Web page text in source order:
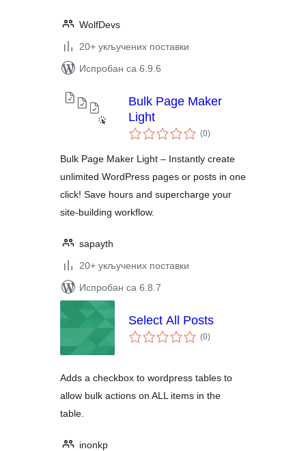
WolfDevs
20+ укључених поставки
Испробан са 6.9.6
Bulk Page Maker
Light
(0укупних
оцена
)
Bulk Page Maker Light – Instantly create
unlimited WordPress pages or posts in one
click! Save hours and supercharge your
site-building workflow.
sapayth
20+ укључених поставки
Испробан са 6.8.7
Select All Posts
(0укупних
оцена
)
Adds a checkbox to wordpress tables to
allow bulk actions on ALL items in the
table.
inonkp